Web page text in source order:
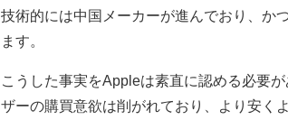
技術的には中国メーカーが進んでおり、か
ます。
こうした事実をAppleは素直に認める必要
ザーの購買意欲は削がれており、より安く